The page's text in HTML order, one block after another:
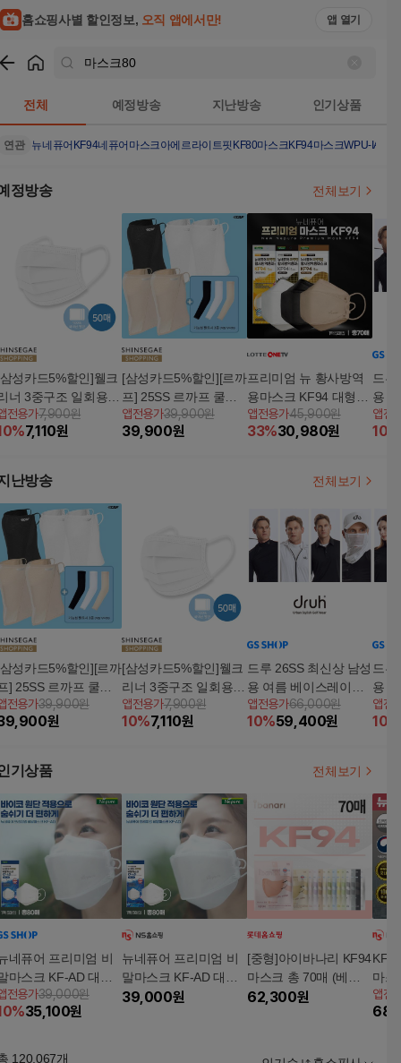
홈쇼핑사별 할인정보, 오직 앱에서만! 앱 열기
전체 예정방송 지난방송 인기상품
연관 뉴네퓨어KF94네퓨어마스크아에르라이트핏KF80마스크KF94마스크WPU-
정방송 전체보기
성카드5%할인]웰크
너 3중구조 일회용마
크 100매(국내생산/
내원단)
전용가7,900원
%7,110원
[삼성카드5%할인][르까
프] 25SS 르까프 쿨링
마스크 8종세트 (쿨링
마스크5종+기능성팔토
앱전용가39,900원
39,900원
프리미엄 뉴 황사방역
용마스크 KF94 대형(7
0매) (화이트/블랙/베이
지 중 선택)
앱전용가45,900원
33%30,980원
드루
용
4종
앱전
10
난방송 전체보기
성카드5%할인][르까
] 25SS 르까프 쿨링
스크 8종세트 (쿨링
스크5종+기능성팔토
전용가39,900원
원
[삼성카드5%할인]웰크
리너 3중구조 일회용마
스크 100매(국내생산/
국내원단)
앱전용가7,900원
10%7,110원
드루 26SS 최신상 남성
용 여름 베이스레이어
4종 SET(마스크포함)
앱전용가66,000원
10%59,400원
드루
용
4종
앱전
10
기상품 전체보기
네퓨어 프리미엄 비
마스크 KF-AD 대형
매 (화이트)
전용가39,000원
%35,100원
뉴네퓨어 프리미엄 비
말마스크 KF-AD 대형
80매 (화이트)5%쿠폰
39,000원
[중형]아이바나리 KF94
마스크 총 70매 (베이
지/핑크/그레이/블랙)
62,300원
마스
앱전
120,067개